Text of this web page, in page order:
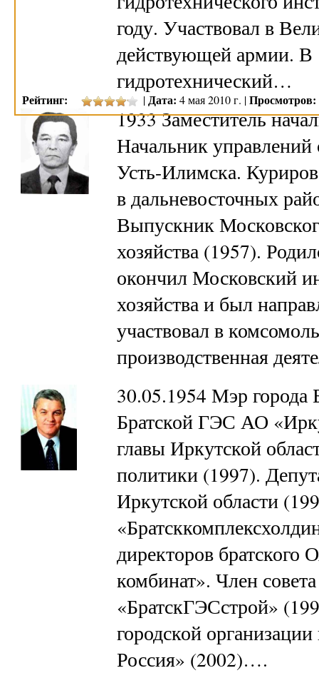
году. Участвовал в
действующей армии. В
гидротехнический…
1933 Заместитель
Начальник управлений
Усть-Илимска.
в дальневосточных
Выпускник
хозяйства (1957).
окончил Московский
хозяйства и был
участвовал в
производственная
30.05.1954 Мэр города
Братской ГЭС АО
главы Иркутской
политики (1997).
Иркутской области
директоров
комбинат». Член
«БратскГЭСстрой»
городской
Россия» (2002)….
Рейтинг: |Дата: 4 мая 2010 г. |Просмотров: